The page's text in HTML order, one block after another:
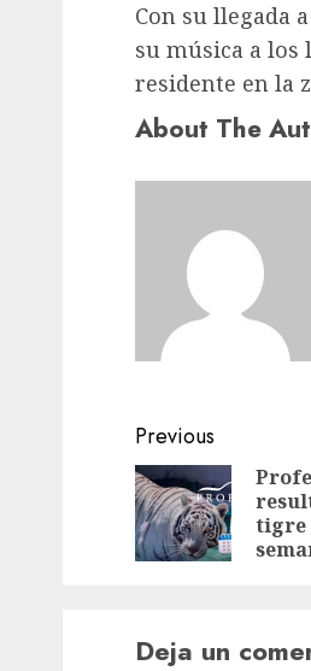
Con su llegada
su música a los
residente en la
About The
Previous
tigre
Deja un